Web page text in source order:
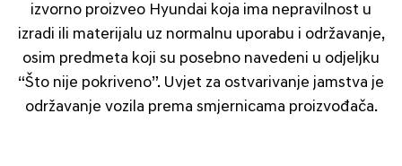
izvorno proizveo Hyundai koja ima nepravilnost u
izradi ili materijalu uz normalnu uporabu i održavanje,
osim predmeta koji su posebno navedeni u odjeljku
“Što nije pokriveno”. Uvjet za ostvarivanje jamstva je
održavanje vozila prema smjernicama proizvođača.